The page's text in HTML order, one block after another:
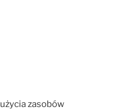
zasobów